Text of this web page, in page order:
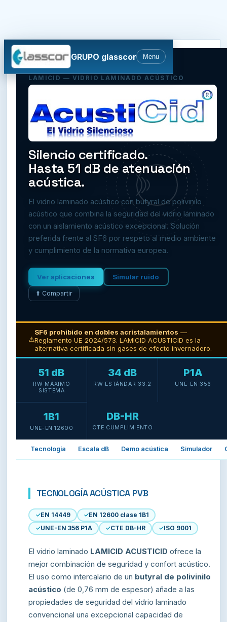
GRUPO glasscor Menu
LAMICID — VIDRIO LAMINADO ACÚSTICO
Silencio certificado.
Hasta 51 dB de atenuación
acústica.
El vidrio laminado acústico con butyral de polivinilo
acústico que combina la seguridad del vidrio laminado
con un aislamiento acústico excepcional. Solución
preferida frente al SF6 por respeto al medio ambiente
y cumplimiento de la normativa europea.
Ver aplicaciones Simular ruido
⬆ Compartir
⚠️
SF6 prohibido en dobles acristalamientos —
Reglamento UE 2024/573. LAMICID ACUSTICID es la
alternativa certificada sin gases de efecto invernadero.
51 dB
RW MÁXIMO
SISTEMA
34 dB
RW ESTÁNDAR 33.2
P1A
UNE-EN 356
1B1
UNE-EN 12600
DB-HR
CTE CUMPLIMIENTO
Tecnología Escala dB Demo acústica Simulador
TECNOLOGÍA ACÚSTICA PVB
EN 14449
EN 12600 clase 1B1
UNE-EN 356 P1A
CTE DB-HR ISO 9001
El vidrio laminado LAMICID ACUSTICID ofrece la
mejor combinación de seguridad y confort acústico.
El uso como intercalario de un butyral de polivinilo
acústico (de 0,76 mm de espesor) añade a las
propiedades de seguridad del vidrio laminado
convencional una excepcional capacidad de